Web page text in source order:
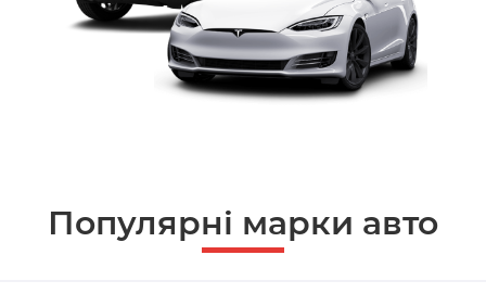
Популярні марки авто